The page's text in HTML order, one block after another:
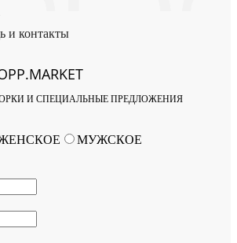
и контакты
И СПЕЦИАЛЬНЫЕ ПРЕДЛОЖЕНИЯ
МУЖСКОЕ